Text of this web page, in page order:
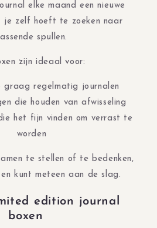
elke maand een nieuwe
je zelf hoeft te zoeken naar
spullen.
zijn ideaal voor:
graag regelmatig journalen
die houden van afwisseling
het fijn vinden om verrast te
worden
te stellen of te bedenken,
kunt meteen aan de slag.
edition journal
boxen